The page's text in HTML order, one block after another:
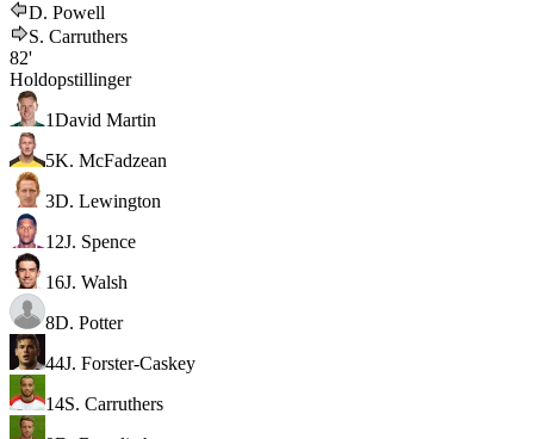
D. Powell
S. Carruthers
82'
Holdopstillinger
1David Martin
5K. McFadzean
3D. Lewington
12J. Spence
16J. Walsh
8D. Potter
44J. Forster-Caskey
14S. Carruthers